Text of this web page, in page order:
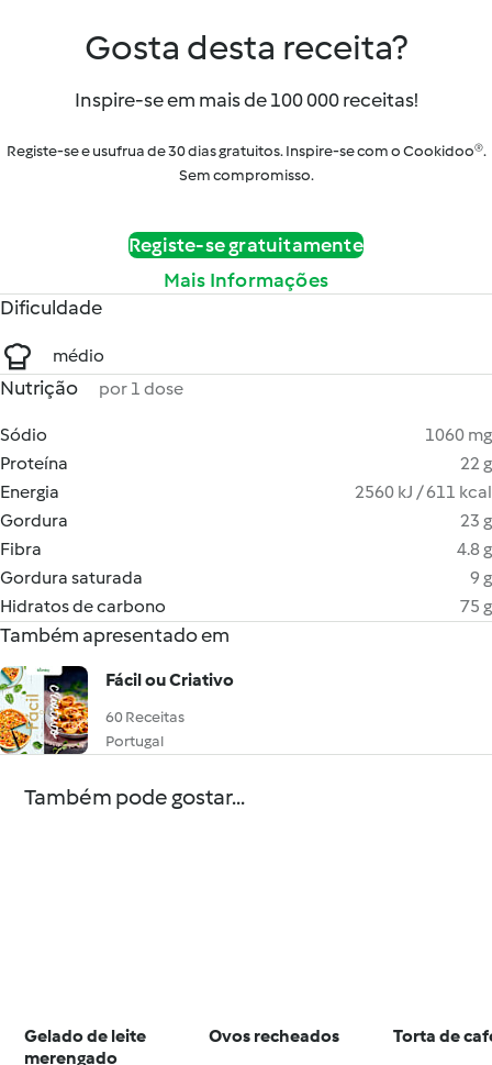
Gosta desta receita?
Inspire-se em mais de 100 000 receitas!
Registe-se e usufrua de 30 dias gratuitos. Inspire-se com o Cookidoo®.
Sem compromisso.
Registe-se gratuitamente
Mais Informações
Dificuldade
médio
Nutrição por 1 dose
Sódio
1060 mg
Proteína
22 g
Energia
2560 kJ / 611 kcal
Gordura
23 g
Fibra
4.8 g
Gordura saturada
9 g
Hidratos de carbono
75 g
Também apresentado em
Fácil ou Criativo
60 Receitas
Portugal
Também pode gostar...
Gelado de leite
merengado
Ovos recheados Torta de